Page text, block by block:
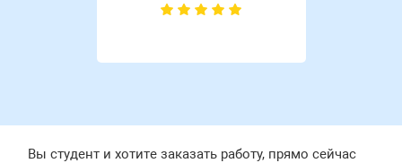
Вы студент и хотите заказать работу, прямо сейчас